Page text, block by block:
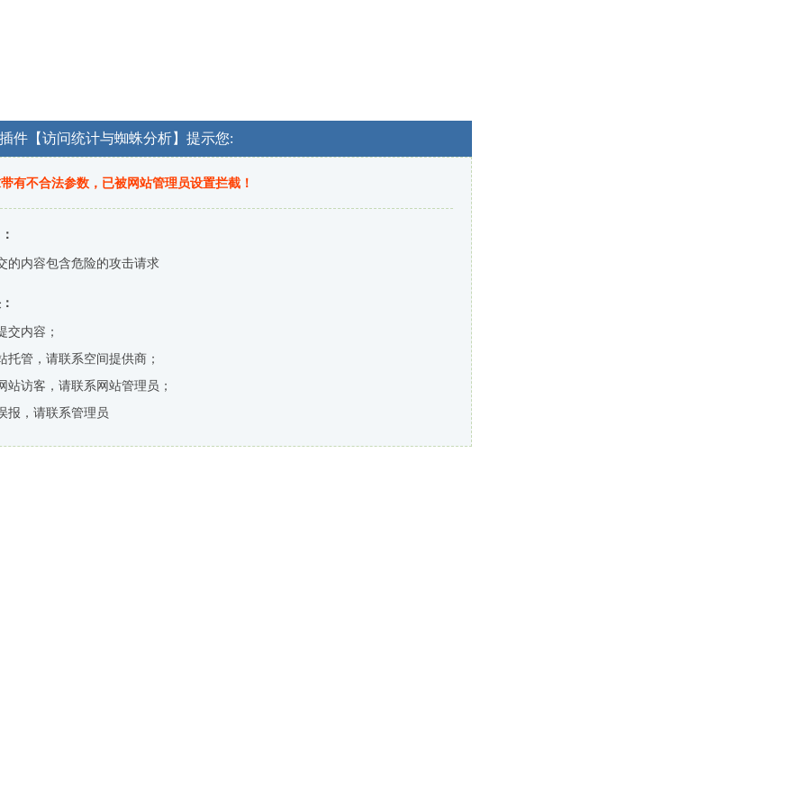
件【访问统计与蜘蛛分析】提示您:
有不合法参数，已被网站管理员设置拦截！
的内容包含危险的攻击请求
交内容；
托管，请联系空间提供商；
站访客，请联系网站管理员；
报，请联系管理员